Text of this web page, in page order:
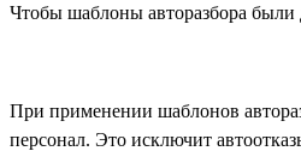
Чтобы шаблоны авторазбора были
При применении шаблонов
персонал. Это исключит